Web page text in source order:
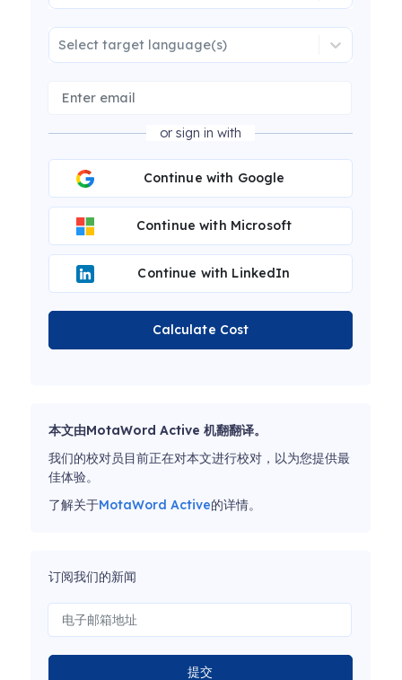
Select target language(s)
or sign in with
Continue with Google
Continue with Microsoft
Continue with LinkedIn
Calculate Cost
本文由MotaWord Active 机翻翻译。
我们的校对员目前正在对本文进行校对，以为您提供最
佳体验。
了解关于MotaWord Active的详情。
订阅我们的新闻
提交